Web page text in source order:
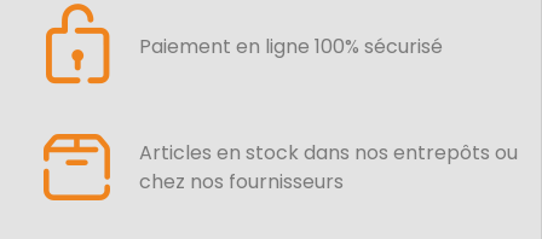
Paiement en ligne 100% sécurisé
Articles en stock dans nos entrepôts ou
chez nos fournisseurs